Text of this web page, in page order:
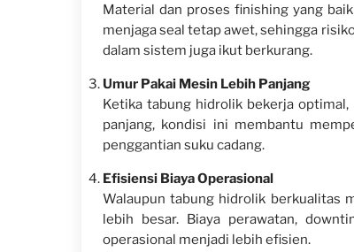
Material dan proses finishing yang
menjaga seal tetap awet, sehingga
dalam sistem juga ikut berkurang.
Umur Pakai Mesin Lebih Panjang
Ketika tabung hidrolik bekerja
panjang, kondisi ini membantu
penggantian suku cadang.
Efisiensi Biaya Operasional
Walaupun tabung hidrolik berkualitas
lebih besar. Biaya perawatan,
operasional menjadi lebih efisien.